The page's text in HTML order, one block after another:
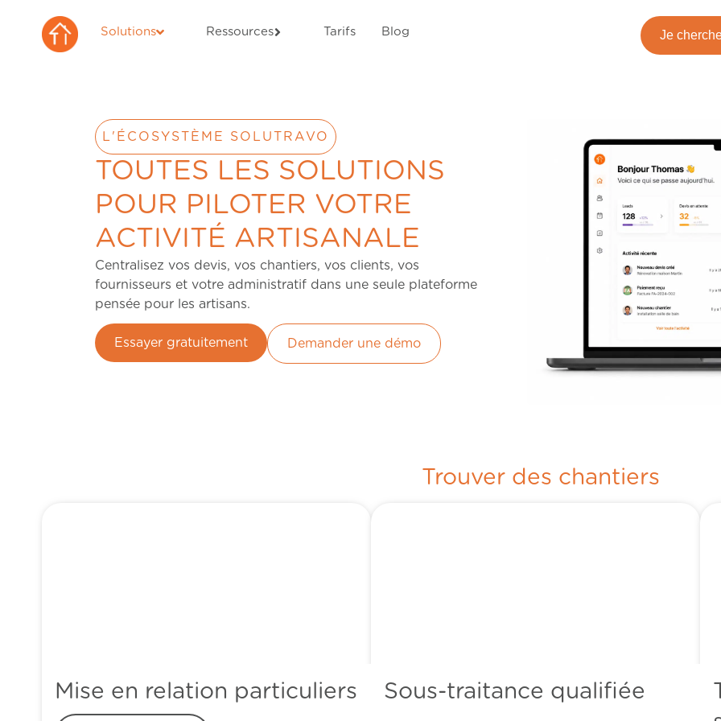
Solutions Ressources Tarifs Blog Je
L'ÉCOSYSTÈME SOLUTRAVO
TOUTES LES SOLUTIONS
POUR PILOTER VOTRE
ACTIVITÉ ARTISANALE
Centralisez vos devis, vos chantiers, vos clients, vos
fournisseurs et votre administratif dans une seule plateforme
pensée pour les artisans.
Essayer gratuitement Demander une démo
Trouver des chantiers
Mise en relation particuliers Sous-traitance qualifiée